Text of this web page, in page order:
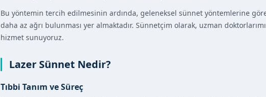
Bu yöntemin tercih edilmesinin ardında, geleneksel sünnet yöntemlerine
daha az ağrı bulunması yer almaktadır. Sünnetçim olarak, uzman
hizmet sunuyoruz.
Lazer Sünnet Nedir?
Tıbbi Tanım ve Süreç